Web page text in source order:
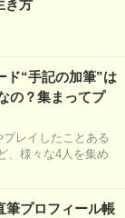
き方
ド“手記の加筆”は
の？集まってプ
プレイしたことある
、様々な4人を集め
筆プロフィール帳